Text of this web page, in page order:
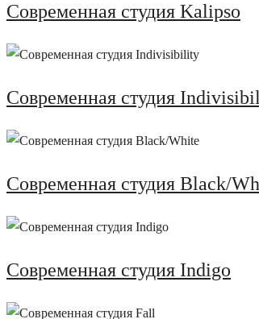
Современная студия Kalipso
Современная студия
Современная студия Black/
Современная студия Indigo